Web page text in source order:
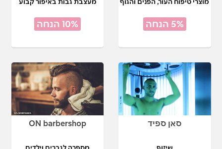
מוצרי טיפוח העור, הפנים והגוף
5% הנחה
מעצבת גבות באיפור קבוע
10% הנחה
סאן ספיד ON barbershop